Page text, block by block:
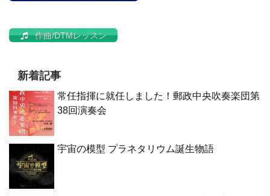
作曲/DTMレッスン
新着記事
常任指揮に就任しました！郵政中央吹奏楽団第
38回演奏会
宇宙の模型 プラネタリウム誕生物語